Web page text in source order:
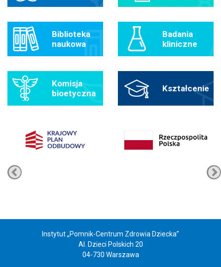
Biblioteka
naukowa
Badania
kliniczne
Komisja
bioetyczna
Kształcenie
Instytut „Pomnik-Centrum Zdrowia Dziecka”
Al. Dzieci Polskich 20
04-730 Warszawa